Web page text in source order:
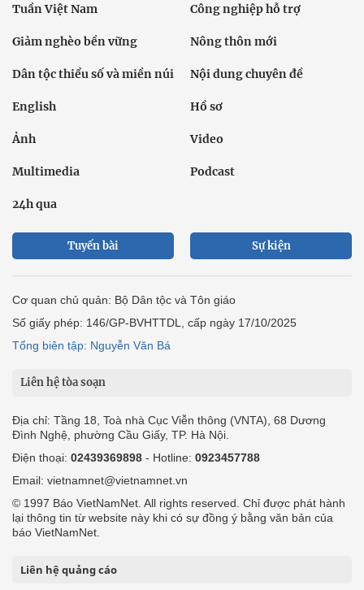
Tuần Việt Nam Công nghiệp hỗ trợ
Giảm nghèo bền vững Nông thôn mới
Dân tộc thiểu số và miền núi Nội dung chuyên đề
English Hồ sơ
Ảnh Video
Multimedia Podcast
24h qua
Tuyến bài Sự kiện
Cơ quan chủ quản: Bộ Dân tộc và Tôn giáo
Số giấy phép: 146/GP-BVHTTDL, cấp ngày 17/10/2025
Tổng biên tập: Nguyễn Văn Bá
Liên hệ tòa soạn
Địa chỉ: Tầng 18, Toà nhà Cục Viễn thông (VNTA), 68 Dương
Đình Nghệ, phường Cầu Giấy, TP. Hà Nội.
Điện thoại: 02439369898 - Hotline: 0923457788
Email: vietnamnet@vietnamnet.vn
© 1997 Báo VietNamNet. All rights reserved. Chỉ được phát hành
lại thông tin từ website này khi có sự đồng ý bằng văn bản của
báo VietNamNet.
Liên hệ quảng cáo